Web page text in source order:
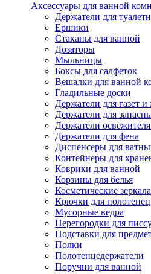
Аксессуары для ванной
Держатели для
Ершики
Стаканы для ванной
Дозаторы
Мыльницы
Боксы для салфеток
Вешалки для ванной
Гладильные доски
Держатели для газет
Держатели для
Держатели освежителя
Держатели для фена
Диспенсеры для
Контейнеры для
Коврики для ванной
Корзины для белья
Косметические зеркала
Крючки для
Мусорные ведра
Перегородки для
Подставки для
Полки
Полотенцедержатели
Поручни для ванной